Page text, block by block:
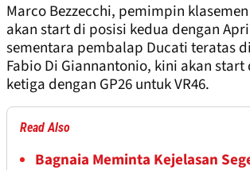
Marco Bezzecchi, pemimpin
akan start di posisi kedua dengan
sementara pembalap Ducati teratas
Fabio Di Giannantonio, kini akan
ketiga dengan GP26 untuk VR46.
Read Also
Bagnaia Meminta Kejelasan